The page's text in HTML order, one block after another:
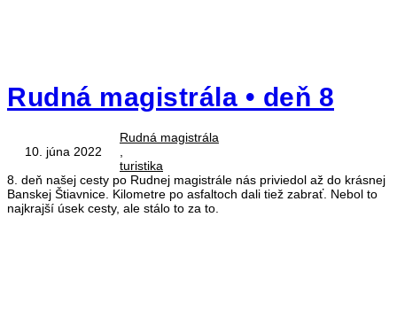
Rudná magistrála • deň 8
10. júna 2022
Rudná magistrála
turistika
8. deň našej cesty po Rudnej magistrále nás priviedol až do krásnej
Banskej Štiavnice. Kilometre po asfaltoch dali tiež zabrať. Nebol to
najkrajší úsek cesty, ale stálo to za to.